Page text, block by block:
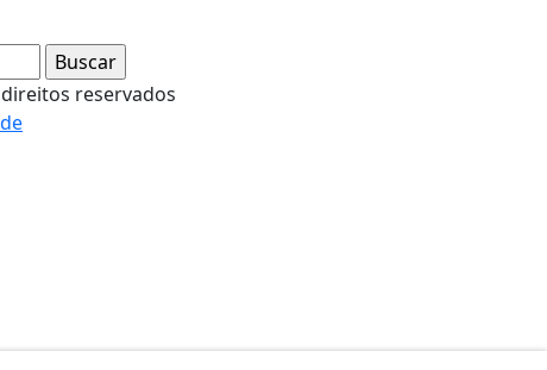
reservados